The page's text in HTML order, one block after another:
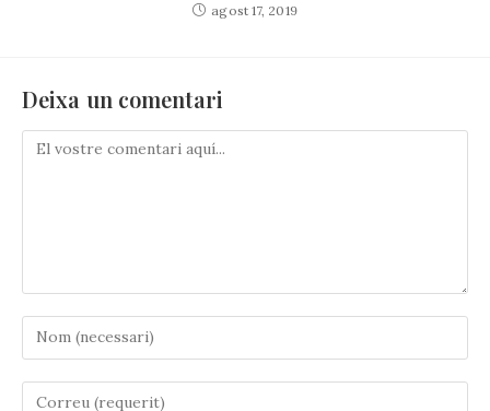
agost 17, 2019
Deixa un comentari
Comenta
Introduïu
nom
Introduïu